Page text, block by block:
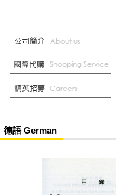
德語 German